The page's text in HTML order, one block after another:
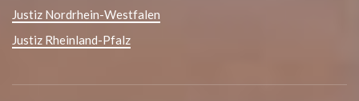
Justiz Nordrhein-Westfalen
Justiz Rheinland-Pfalz